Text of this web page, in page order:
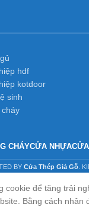
hdf
kotdoor
sinh
CHÁYCỬA NHỰA
BY Cửa Thép Giả Gỗ .
cookie để tăng trải
Bằng cách nhân